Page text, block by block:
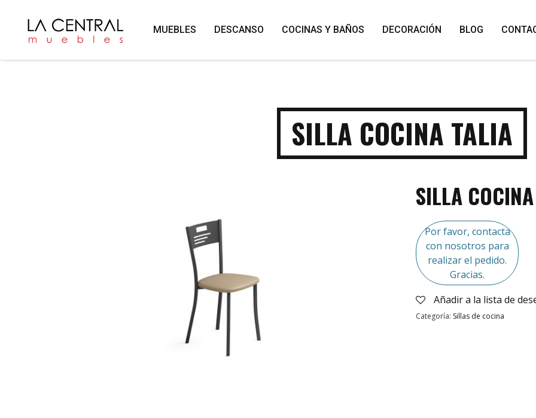
MUEBLES DESCANSO COCINAS Y BAÑOS DECORACIÓN BLOG
SILLA COCINA TALIA
SILLA
Por favor, contacta
con nosotros para
realizar el pedido.
Gracias.
Añadir a la lista de
Categoría: Sillas de cocina